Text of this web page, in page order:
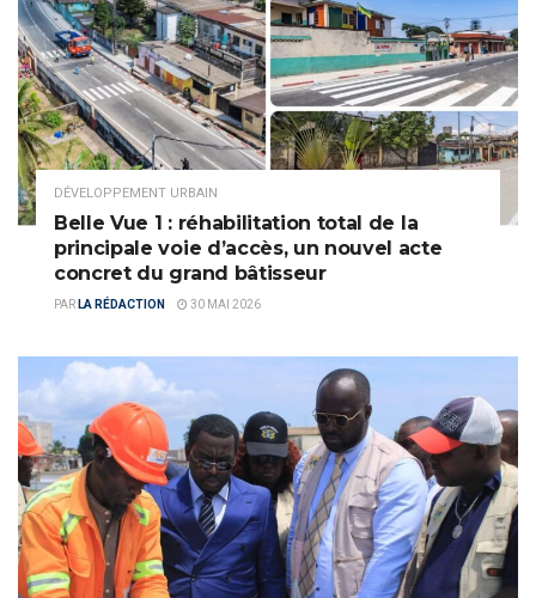
DÉVELOPPEMENT URBAIN
Belle Vue 1 : réhabilitation total de la
principale voie d’accès, un nouvel acte
concret du grand bâtisseur
PAR LA RÉDACTION 30 MAI 2026